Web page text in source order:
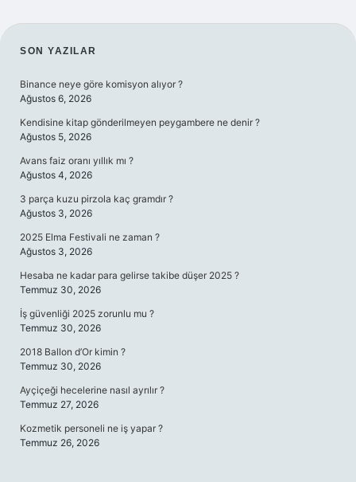
SIDEBAR
SON YAZILAR
Binance neye göre komisyon alıyor ?
Ağustos 6, 2026
Kendisine kitap gönderilmeyen peygambere ne denir ?
Ağustos 5, 2026
Avans faiz oranı yıllık mı ?
Ağustos 4, 2026
3 parça kuzu pirzola kaç gramdır ?
Ağustos 3, 2026
2025 Elma Festivali ne zaman ?
Ağustos 3, 2026
Hesaba ne kadar para gelirse takibe düşer 2025 ?
Temmuz 30, 2026
İş güvenliği 2025 zorunlu mu ?
Temmuz 30, 2026
2018 Ballon d’Or kimin ?
Temmuz 30, 2026
Ayçiçeği hecelerine nasıl ayrılır ?
Temmuz 27, 2026
Kozmetik personeli ne iş yapar ?
Temmuz 26, 2026